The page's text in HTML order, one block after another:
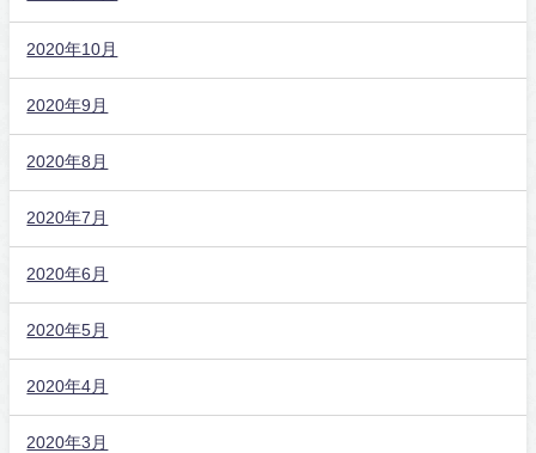
2020年10月
2020年9月
2020年8月
2020年7月
2020年6月
2020年5月
2020年4月
2020年3月